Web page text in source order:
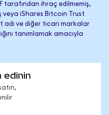
tarafından ihraç edilmemiş,
veya iShares Bitcoin Trust
adı ve diğer ticari markalar
tanımlamak amacıyla
edinin